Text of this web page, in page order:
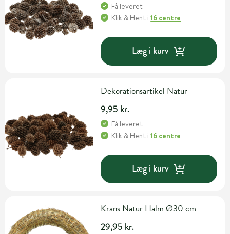
Få leveret
Klik & Hent i16 centre
Læg i kurv
Dekorationsartikel Natur
9,95 kr.
Få leveret
Klik & Hent i16 centre
Læg i kurv
Krans Natur Halm Ø30 cm
29,95 kr.